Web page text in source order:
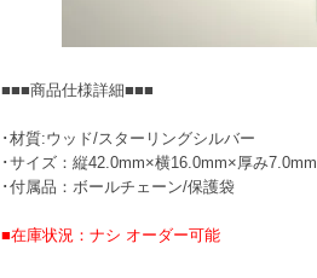
■■■商品仕様詳細■■■
･材質:ウッド/スターリングシルバー
･サイズ：縦42.0mm×横16.0mm×厚み7.0mm
･付属品：ボールチェーン/保護袋
■在庫状況：ナシ オーダー可能